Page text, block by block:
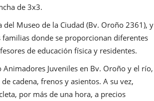
de 3x3.
del Museo de la Ciudad (Bv. Oroño 2361), y
familias donde se proporcionan diferentes
de educación física y residentes.
Juveniles en Bv. Oroño y el río,
cadena, frenos y asientos. A su vez,
por más de una hora, a precios